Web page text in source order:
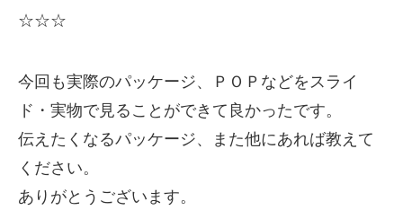
☆☆☆
今回も実際のパッケージ、ＰＯＰなどをスライ
ド・実物で見ることができて良かったです。
伝えたくなるパッケージ、また他にあれば教えて
ください。
ありがとうございます。